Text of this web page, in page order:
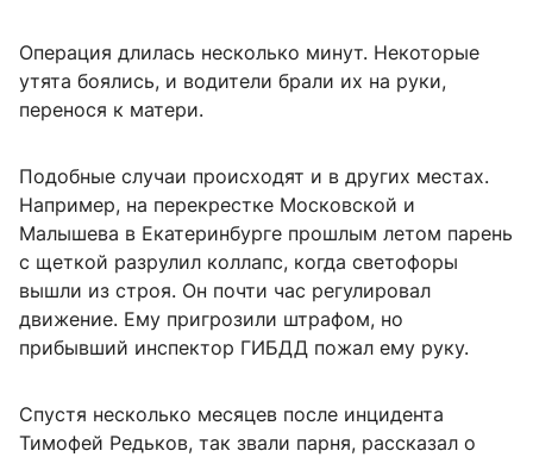
Операция длилась несколько минут. Некоторые
утята боялись, и водители брали их на руки,
перенося к матери.
Подобные случаи происходят и в других местах.
Например, на перекрестке Московской и
Малышева в Екатеринбурге прошлым летом парень
с щеткой разрулил коллапс, когда светофоры
вышли из строя. Он почти час регулировал
движение. Ему пригрозили штрафом, но
прибывший инспектор ГИБДД пожал ему руку.
Спустя несколько месяцев после инцидента
Тимофей Редьков, так звали парня, рассказал о